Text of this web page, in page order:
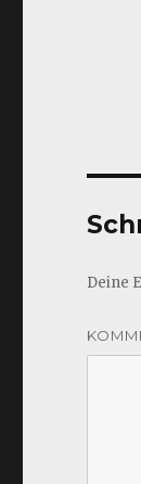
Deine